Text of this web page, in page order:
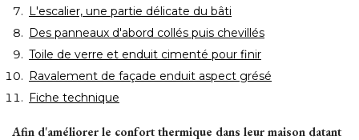
L'escalier, une partie délicate du bâti
Des panneaux d'abord collés puis chevillés
Toile de verre et enduit cimenté pour finir
Ravalement de façade enduit aspect grésé
Fiche technique
Afin d'améliorer le confort thermique dans leur maison datant